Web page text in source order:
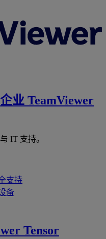
业 TeamViewer
IT 支持。
支持
备
Tensor